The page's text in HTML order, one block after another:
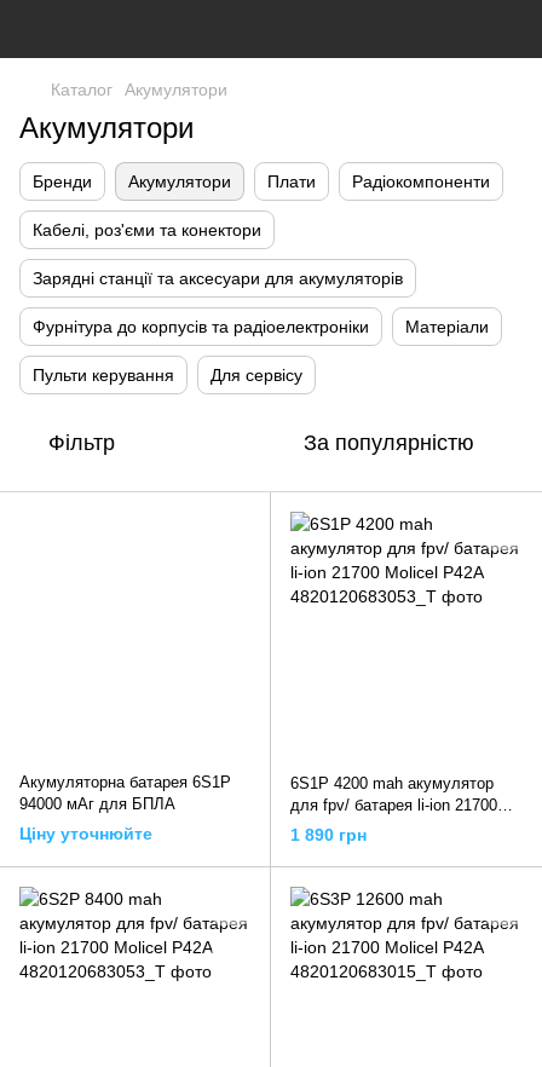
Каталог Акумулятори
Акумулятори
Бренди Акумулятори Плати Радіокомпоненти
Кабелі, роз'єми та конектори
Зарядні станції та аксесуари для акумуляторів
Фурнітура до корпусів та радіоелектроніки Матеріали
Пульти керування Для сервісу
Фільтр За популярністю
Акумуляторна батарея 6S1P
94000 мАг для БПЛА
Ціну уточнюйте
6S1P 4200 mah акумулятор
для fpv/ батарея li-ion 21700
Molicel P42A
1 890 грн